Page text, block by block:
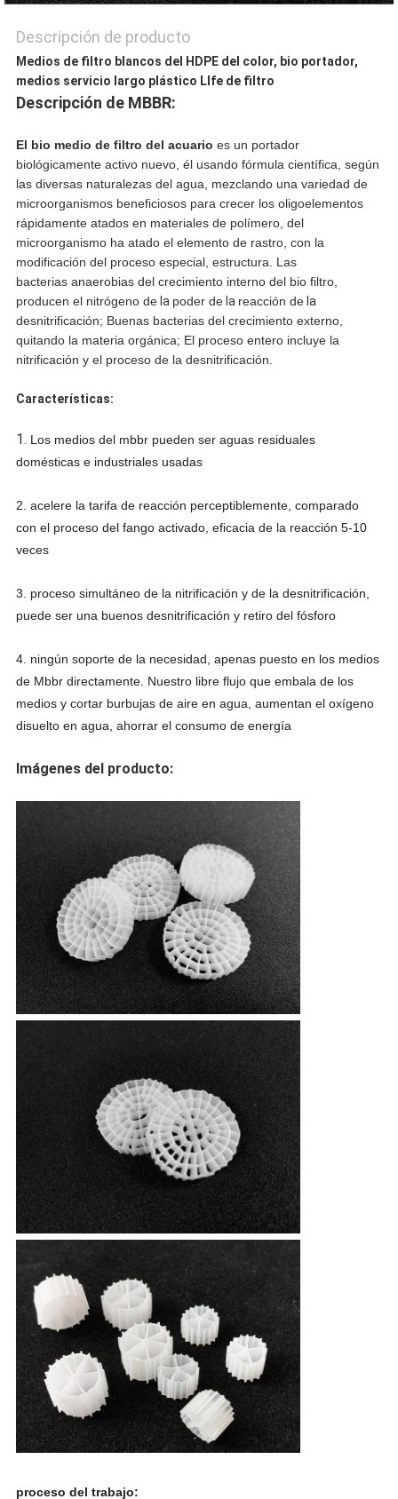
Descripción de producto
Medios de filtro blancos del HDPE del color, bio portador,
medios servicio largo plástico Llfe de filtro
Descripción de MBBR:
El bio medio de filtro del acuario es un portador
biológicamente activo nuevo, él usando fórmula científica, según
las diversas naturalezas del agua, mezclando una variedad de
microorganismos beneficiosos para crecer los oligoelementos
rápidamente atados en materiales de polímero, del
microorganismo ha atado el elemento de rastro, con la
modificación del proceso especial, estructura. Las
bacterias anaerobias del crecimiento interno del biofiltro,
producen el nitrógeno dela poder dela reacción dela
desnitrificación; Buenas bacterias del crecimiento externo,
quitando la materia orgánica; El proceso entero incluye la
nitrificación y el proceso de la desnitrificación.
Características:
1. Los medios del mbbr pueden ser aguas residuales
domésticas e industriales usadas
2. acelere la tarifa de reacción perceptiblemente, comparado
con el proceso del fango activado, eficacia de la reacción 5-10
veces
3. proceso simultáneo de la nitrificación y de la desnitrificación,
puede ser una buenos desnitrificación y retiro del fósforo
4. ningún soporte de la necesidad, apenas puesto en los medios
de Mbbr directamente. Nuestro libre flujo que embala de los
medios y cortar burbujas de aire en agua, aumentan el oxígeno
disuelto en agua, ahorrar el consumo de energía
Imágenes del producto:
proceso del trabajo: